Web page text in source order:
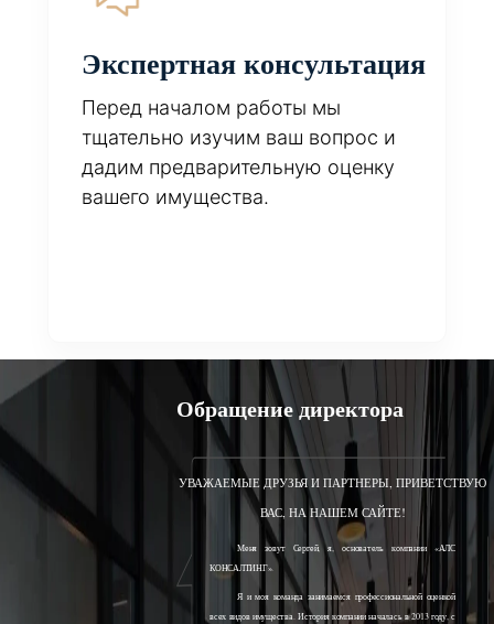
Экспертная консультация
Перед началом работы мы
тщательно изучим ваш вопрос и
дадим предварительную оценку
вашего имущества.
Обращение директора
УВАЖАЕМЫЕ ДРУЗЬЯ И ПАРТНЕРЫ, ПРИВЕТСТВУЮ
ВАС, НА НАШЕМ САЙТЕ!
Меня зовут Сергей, я, основатель компании «АЛС
КОНСАЛТИНГ».
Я и моя команда занимаемся профессиональной оценкой
всех видов имущества. История компании началась в 2013 году, с